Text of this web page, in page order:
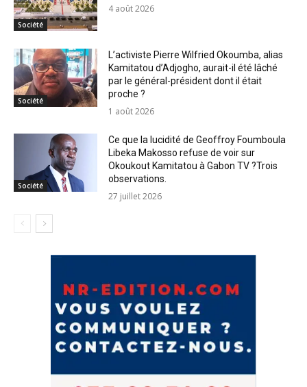
Société
4 août 2026
Société
L’activiste Pierre Wilfried Okoumba, alias
Kamitatou d’Adjogho, aurait-il été lâché
par le général-président dont il était
proche ?
1 août 2026
Société
Ce que la lucidité de Geoffroy Foumboula
Libeka Makosso refuse de voir sur
Okoukout Kamitatou à Gabon TV ?Trois
observations.
27 juillet 2026